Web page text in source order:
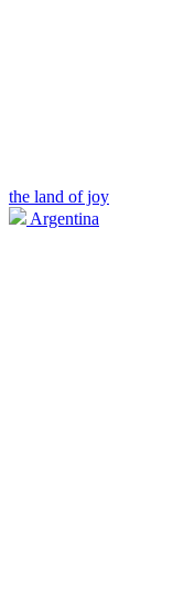
the land of joy
Argentina